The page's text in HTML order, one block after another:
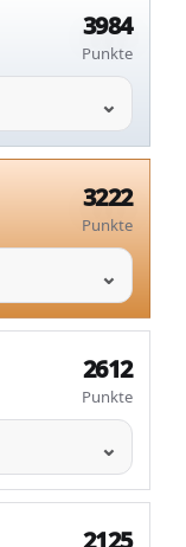
3984
Punkte
3222
Punkte
2612
Punkte